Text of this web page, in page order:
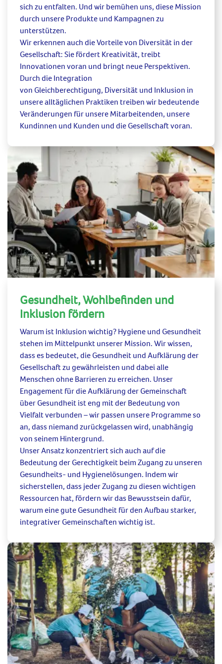
sich zu entfalten. Und wir bemühen uns, diese Mission
durch unsere Produkte und Kampagnen zu
unterstützen.
Wir erkennen auch die Vorteile von Diversität in der
Gesellschaft: Sie fördert Kreativität, treibt
Innovationen voran und bringt neue Perspektiven.
Durch die Integration
von Gleichberechtigung, Diversität und Inklusion in
unserealltäglichen Praktiken treiben wir bedeutende
Veränderungen für unsere Mitarbeitenden, unsere
Kundinnen und Kunden und die Gesellschaft voran.
Gesundheit, Wohlbefinden und
Inklusion fördern
Warum ist Inklusion wichtig? Hygiene und Gesundheit
stehen im Mittelpunkt unserer Mission. Wir wissen,
dass es bedeutet, die Gesundheit und Aufklärung der
Gesellschaft zu gewährleisten und dabei alle
Menschen ohne Barrieren zu erreichen. Unser
Engagement für die Aufklärung der Gemeinschaft
über Gesundheit ist eng mit der Bedeutung von
Vielfalt verbunden – wir passen unsere Programme so
an, dass niemand zurückgelassen wird, unabhängig
von seinem Hintergrund.
Unser Ansatz konzentriert sich auch auf die
Bedeutung der Gerechtigkeit beim Zugang zu unseren
Gesundheits- und Hygienelösungen. Indem wir
sicherstellen, dass jeder Zugang zu diesen wichtigen
Ressourcen hat, fördern wir das Bewusstsein dafür,
warum eine gute Gesundheit für den Aufbau starker,
integrativer Gemeinschaften wichtig ist.